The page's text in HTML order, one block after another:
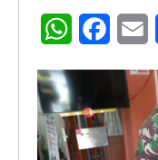
WhatsApp